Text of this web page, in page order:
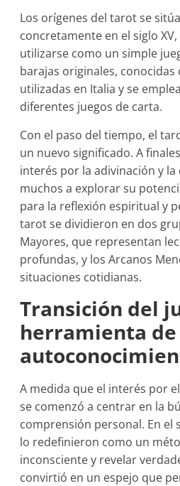
Los orígenes del tarot se
concretamente en el siglo
utilizarse como un simple
barajas originales,
utilizadas en Italia y se
diferentes juegos de carta.
Con el paso del tiempo, el
un nuevo significado. A
interés por la adivinación y
muchos a explorar su
para la reflexión espiritual y
tarot se dividieron en dos
Mayores, que representan
profundas, y los Arcanos
situaciones cotidianas.
Transición del
herramienta de
A medida que el interés por
se comenzó a centrar en la
comprensión personal. En el
lo redefinieron como un
inconsciente y revelar
convirtió en un espejo que